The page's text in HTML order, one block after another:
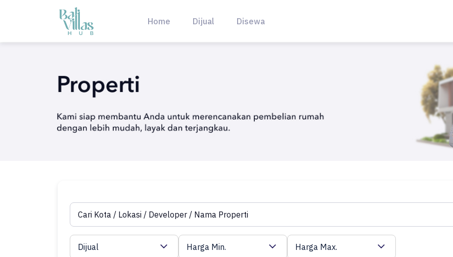
Home Dijual Disewa
Dijual Harga Min. Harga Max.